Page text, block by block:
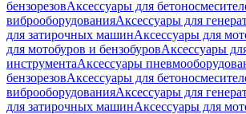
бензорезовАксессуары для
виброоборудованияАксессуары для
для затирочных машинАксессуары для
для мотобуров и бензобуровАксессуары
инструментаАксессуары
бензорезовАксессуары для
виброоборудованияАксессуары для
для затирочных машинАксессуары для